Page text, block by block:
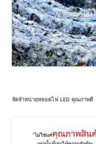
จัดจำหน่ายหลอดไฟ LED คุณภาพดี